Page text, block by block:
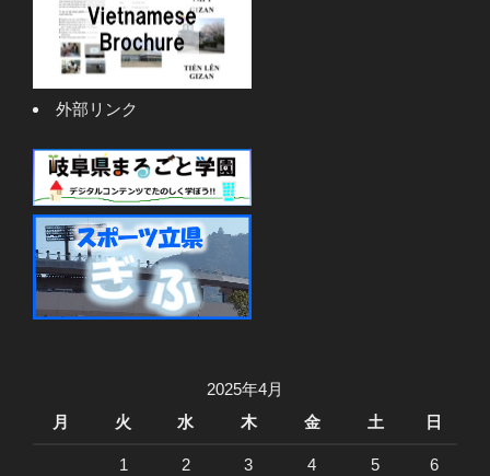
外部リンク
2025年4月
月
火 水 木 金 土 日
1 2 3 4 5 6